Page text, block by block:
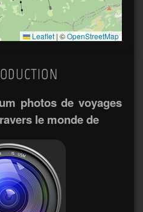
Leaflet | ©OpenStreetMap
photos de voyages
le monde de